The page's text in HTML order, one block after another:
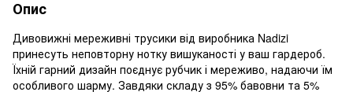
Опис
Дивовижні мереживні трусики від виробника Nadizi
принесуть неповторну нотку вишуканості у ваш гардероб.
Їхній гарний дизайн поєднує рубчик і мереживо, надаючи їм
особливого шарму. Завдяки складу з 95% бавовни та 5%